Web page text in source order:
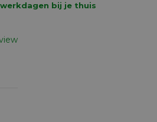
bij je thuis